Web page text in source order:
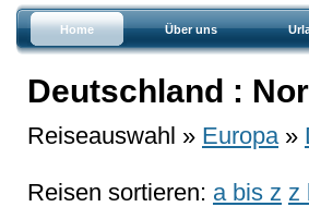
Home Über uns
Deutschland :
Reiseauswahl » Europa »
Reisen sortieren: a bis z z